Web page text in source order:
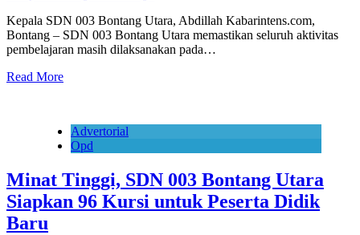
Kepala SDN 003 Bontang Utara, Abdillah Kabarintens.com,
Bontang – SDN 003 Bontang Utara memastikan seluruh aktivitas
pembelajaran masih dilaksanakan pada…
Read More
Advertorial
Opd
Minat Tinggi, SDN 003 Bontang Utara
Siapkan 96 Kursi untuk Peserta Didik
Baru